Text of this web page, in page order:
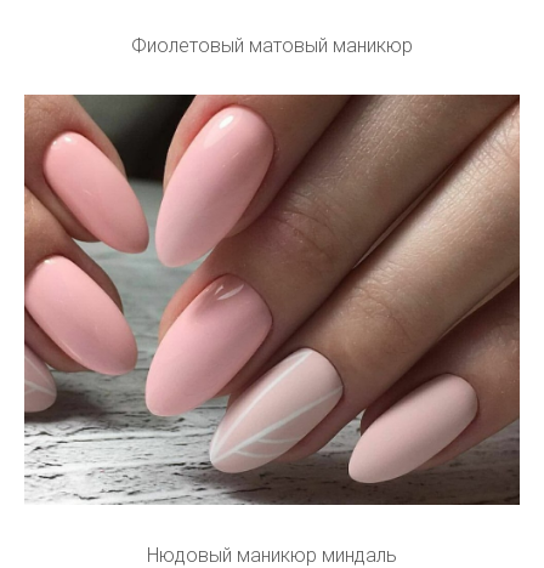
Фиолетовый матовый маникюр
Нюдовый маникюр миндаль